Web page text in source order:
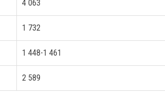
4 063
1 732
1 448-1 461
2 589